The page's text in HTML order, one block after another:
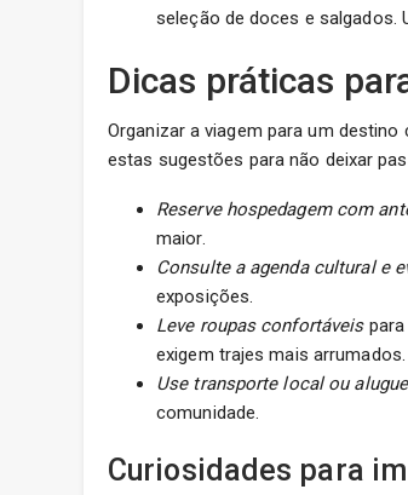
seleção de doces e salgados.
Dicas práticas
Organizar a viagem para um
estas sugestões para não deixar
Reserve hospedagem com
maior.
Consulte a agenda cultural e
exposições.
Leve roupas confortáveispara
exigem trajes mais arrumados.
Use transporte local ou
comunidade.
Curiosidades para